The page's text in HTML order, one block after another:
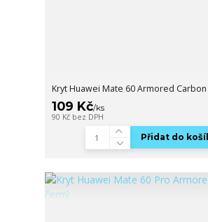
Kryt Huawei Mate 60 Armored
109 Kč/ks
90 Kč bez DPH
Přidat do